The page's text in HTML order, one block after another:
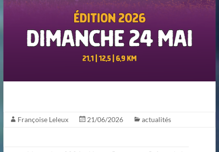
Françoise Leleux 21/06/2026 actualités